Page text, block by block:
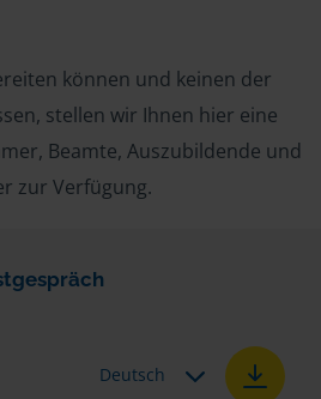
können und keinen der
stellen wir Ihnen hier eine
Beamte, Auszubildende und
zur Verfügung.
Deutsch